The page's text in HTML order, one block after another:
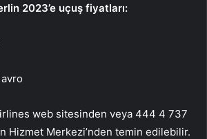
2023’e uçuş fiyatları:
web sitesinden veya 444 4 737
Hizmet Merkezi’nden temin edilebilir.